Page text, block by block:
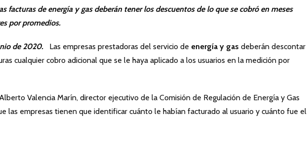
facturas de energía y gas deberán tener los descuentos de lo que se cobró en meses
por promedios.
de 2020. Las empresas prestadoras del servicio de energía y gas deberán descontar
cualquier cobro adicional que se le haya aplicado a los usuarios en la medición por
Valencia Marín, director ejecutivo de la Comisión de Regulación de Energía y Gas
las empresas tienen que identificar cuánto le habían facturado al usuario y cuánto fue el